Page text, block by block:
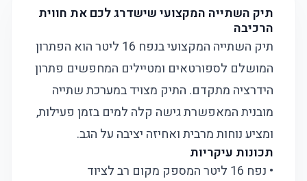
תיק השתייה המקצועי שישדרג לכם את חווית
הרכיבה
תיק השתייה המקצועי בנפח 16 ליטר הוא הפתרון
המושלם לספורטאים ומטיילים המחפשים פתרון
הידרציה מתקדם. התיק מצויד במערכת שתייה
מובנית המאפשרת גישה קלה למים בזמן פעילות,
ומציע נוחות מרבית ואחיזה יציבה על הגב.
תכונות עיקריות
• נפח 16 ליטר המספק מקום רב לציוד